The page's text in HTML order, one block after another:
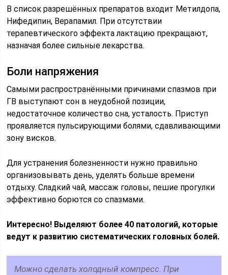
В список разрешённых препаратов входит Метилдопа,
Нифедипин, Верапамил. При отсутствии
терапевтического эффекта лактацию прекращают,
назначая более сильные лекарства.
Боли напряжения
Самыми распространёнными причинами спазмов при
ГВ выступают сон в неудобной позиции,
недостаточное количество сна, усталость. Приступ
проявляется пульсирующими болями, сдавливающими
зону висков.
Для устранения болезненности нужно правильно
организовывать день, уделять больше времени
отдыху. Сладкий чай, массаж головы, пешие прогулки
эффективно борются со спазмами.
Интересно! Выделяют более 40 патологий, которые
ведут к развитию систематических головных болей.
Можно сделать холодный компресс. При